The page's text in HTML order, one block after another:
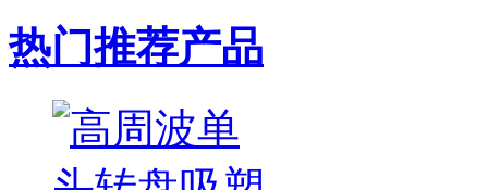
热门推荐产品